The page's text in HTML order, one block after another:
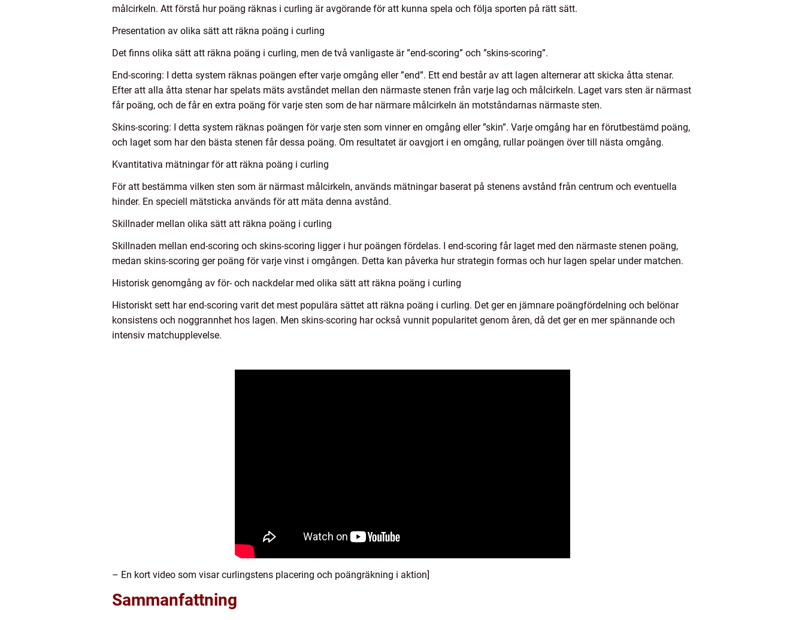
målcirkeln. Att förstå hur poäng räknas i curling är avgörande för att kunna spela och följa sporten på rätt sätt.
Presentation av olika sätt att räkna poäng i curling
Det finns olika sätt att räkna poäng i curling, men de två vanligaste är ”end-scoring” och ”skins-scoring”.
End-scoring: I detta system räknas poängen efter varje omgång eller ”end”. Ett end består av att lagen alternerar att skicka åtta stenar.
Efter att alla åtta stenar har spelats mäts avståndet mellan den närmaste stenen från varje lag och målcirkeln. Laget vars sten är närmast
får poäng, och de får en extra poäng för varje sten som de har närmare målcirkeln än motståndarnas närmaste sten.
Skins-scoring: I detta system räknas poängen för varje sten som vinner en omgång eller ”skin”. Varje omgång har en förutbestämd poäng,
och laget som har den bästa stenen får dessa poäng. Om resultatet är oavgjort i en omgång, rullar poängen över till nästa omgång.
Kvantitativa mätningar för att räkna poäng i curling
För att bestämma vilken sten som är närmast målcirkeln, används mätningar baserat på stenens avstånd från centrum och eventuella
hinder. En speciell mätsticka används för att mäta denna avstånd.
Skillnader mellan olika sätt att räkna poäng i curling
Skillnaden mellan end-scoring och skins-scoring ligger i hur poängen fördelas. I end-scoring får laget med den närmaste stenen poäng,
medan skins-scoring ger poäng för varje vinst i omgången. Detta kan påverka hur strategin formas och hur lagen spelar under matchen.
Historisk genomgång av för- och nackdelar med olika sätt att räkna poäng i curling
Historiskt sett har end-scoring varit det mest populära sättet att räkna poäng i curling. Det ger en jämnare poängfördelning och belönar
konsistens och noggrannhet hos lagen. Men skins-scoring har också vunnit popularitet genom åren, då det ger en mer spännande och
intensiv matchupplevelse.
– En kort video som visar curlingstens placering och poängräkning i aktion]
Sammanfattning